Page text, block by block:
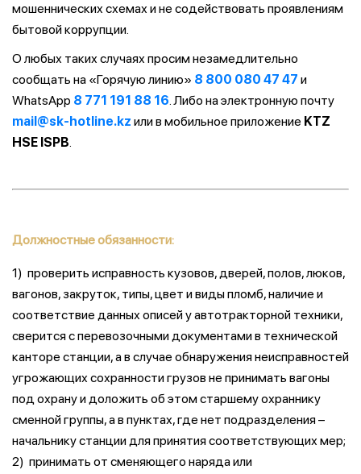
мошеннических схемах и не содействовать проявлениям
бытовой коррупции.
О любых таких случаях просим незамедлительно
сообщать на «Горячую линию» 8 800 080 47 47 и
WhatsApp 8 771 191 88 16. Либо на электронную почту
mail@sk-hotline.kz или в мобильное приложение KTZ
HSE ISPB.
Должностные обязанности:
1) проверить исправность кузовов, дверей, полов, люков,
вагонов, закруток, типы, цвет и виды пломб, наличие и
соответствие данных описей у автотракторной техники,
сверится с перевозочными документами в технической
канторе станции, а в случае обнаружения неисправностей
угрожающих сохранности грузов не принимать вагоны
под охрану и доложить об этом старшему охраннику
сменной группы, а в пунктах, где нет подразделения –
начальнику станции для принятия соответствующих мер;
2) принимать от сменяющего наряда или